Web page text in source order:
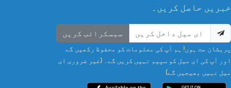
خبریں حاصل کریں۔
سبسکرائب کریں
پریشان مت ہوں! ہم آپ کی معلومات کو محفوظ رکھیں گے
اور آپ کی ای میل کو سپیم نہیں کریں گے۔ (غیر ضروری ای
میل نہیں بھیجیں گے)